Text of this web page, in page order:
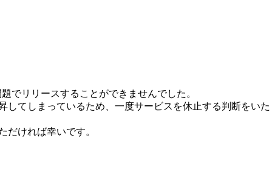
でリリースすることができませんでした。
てしまっているため、一度サービスを休止する判断をいた
ければ幸いです。